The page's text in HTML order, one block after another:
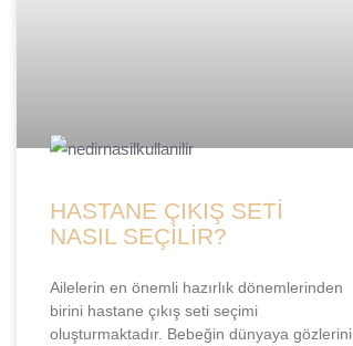
HASTANE ÇIKIŞ SETİ
NASIL SEÇİLİR?
Ailelerin en önemli hazırlık dönemlerinden
birini hastane çıkış seti seçimi
oluşturmaktadır. Bebeğin dünyaya gözlerini